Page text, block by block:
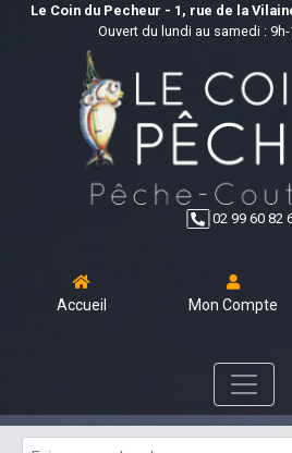
Le Coin du Pecheur - 1, rue de la
Ouvert du lundi au samedi :
02 99 60 82
Accueil Mon Compte